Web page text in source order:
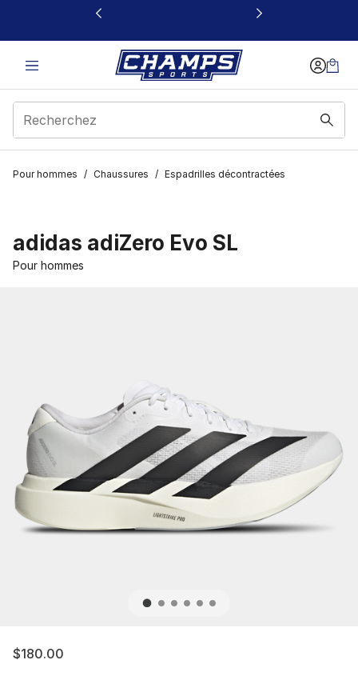
Ce lien s’ouvrira dans une nouvelle fenêtre
Pour hommes / Chaussures / Espadrilles décontractées
adidas adiZero Evo SL
Pour hommes
$180.00